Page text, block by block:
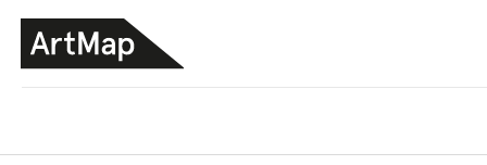
ZPĚT
DO
OBCHODU
ZPĚT
DO
OBCHODU